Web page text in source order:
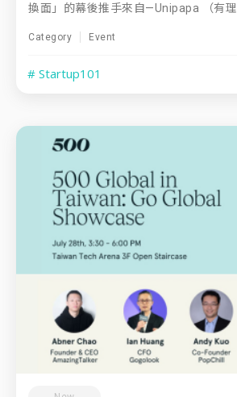
換面」的幕後推手來自—Unipapa （有
Category Event
# Startup101